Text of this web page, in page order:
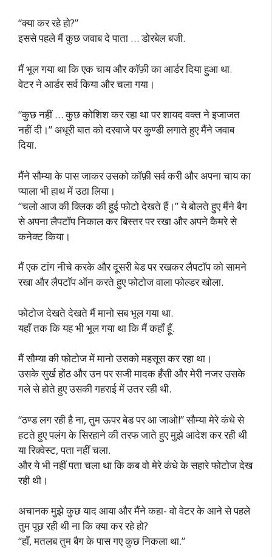
“क्या कर रहे हो?”
इससे पहले मैं कुछ जवाब दे पाता … डोरबेल बजी.
मैं भूल गया था कि एक चाय और कॉफ़ी का आर्डर दिया हुआ था.
वेटर ने आर्डर सर्व किया और चला गया।
“कुछ नहीं … कुछ कोशिश कर रहा था पर शायद वक्त ने इजाजत
नहीं दी।” अधूरी बात को दरवाजे पर कुण्डी लगाते हुए मैंने जवाब
दिया.
मैंने सौम्या के पास जाकर उसको कॉफ़ी सर्व करी और अपना चाय का
प्याला भी हाथ में उठा लिया।
“चलो आज की क्लिक की हुई फोटो देखते हैं।” ये बोलते हुए मैंने बैग
से अपना लैपटॉप निकाल कर बिस्तर पर रखा और अपने कैमरे से
कनेक्ट किया।
मैं एक टांग नीचे करके और दूसरी बेड पर रखकर लैपटॉप को सामने
रखा और लैपटॉप ऑन करते हुए फोटोज वाला फोल्डर खोला.
फोटोज देखते देखते मैं मानो सब भूल गया था.
यहाँ तक कि यह भी भूल गया था कि मैं कहाँ हूँ.
मैं सौम्या की फोटोज में मानो उसको महसूस कर रहा था।
उसके सुर्ख होंठ और उन पर सजी मादक हँसी और मेरी नजर उसके
गले से होते हुए उसकी गहराई में उतर रही थी.
“ठण्ड लग रही है ना, तुम ऊपर बेड पर आ जाओ!” सौम्या मेरे कंधे से
हटते हुए पलंग के सिरहाने की तरफ जाते हुए मुझे आदेश कर रही थी
या रिक्वेस्ट, पता नहीं चला.
और ये भी नहीं पता चला था कि कब वो मेरे कंधे के सहारे फोटोज देख
रही थी।
अचानक मुझे कुछ याद आया और मैंने कहा- वो वेटर के आने से पहले
तुम पूछ रही थी ना कि क्या कर रहे हो?
“हाँ, मतलब तुम बैग के पास गए कुछ निकला था.”